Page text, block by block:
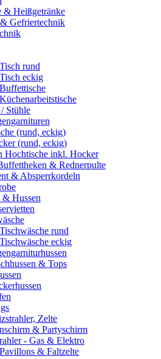
& Heißgetränke
Gefriertechnik
Tisch rund
Tisch eckig
Buffettische
Küchenarbeitstische
/ Stühle
(rund, eckig)
(rund, eckig)
Hochtische inkl. Hocker
& Rednerpulte
& Absperrkordeln
& Hussen
Tischwäsche rund
Tischwäsche eckig
& Tops
Zelte
& Partyschirm
- Gas & Elektro
& Faltzelte